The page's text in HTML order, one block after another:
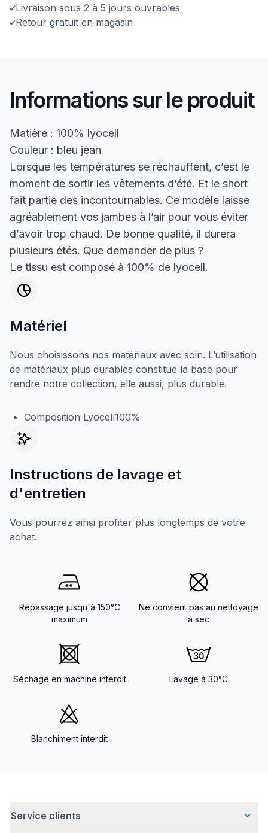
Livraison sous 2 à 5 jours ouvrables
Retour gratuit en magasin
Informations sur le produit
Matière : 100% lyocell
Couleur : bleu jean
Lorsque les températures se réchauffent, c’est le
moment de sortir les vêtements d’été. Et le short
fait partie des incontournables. Ce modèle laisse
agréablement vos jambes à l’air pour vous éviter
d’avoir trop chaud. De bonne qualité, il durera
plusieurs étés. Que demander de plus ?
Le tissu est composé à 100% de lyocell.
Matériel
Nous choisissons nos matériaux avec soin. L’utilisation
de matériaux plus durables constitue la base pour
rendre notre collection, elle aussi, plus durable.
Composition Lyocell100%
Instructions de lavage et
d'entretien
Vous pourrez ainsi profiter plus longtemps de votre
achat.
Repassage jusqu'à 150°C
maximum
Ne convient pas au nettoyage
à sec
Séchage en machine interdit Lavage à 30°C
Blanchiment interdit
Service clients